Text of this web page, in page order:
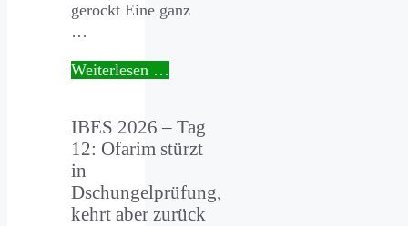
gerockt Eine ganz
…
Weiterlesen …
IBES 2026 – Tag
12: Ofarim stürzt
in
Dschungelprüfung,
kehrt aber zurück